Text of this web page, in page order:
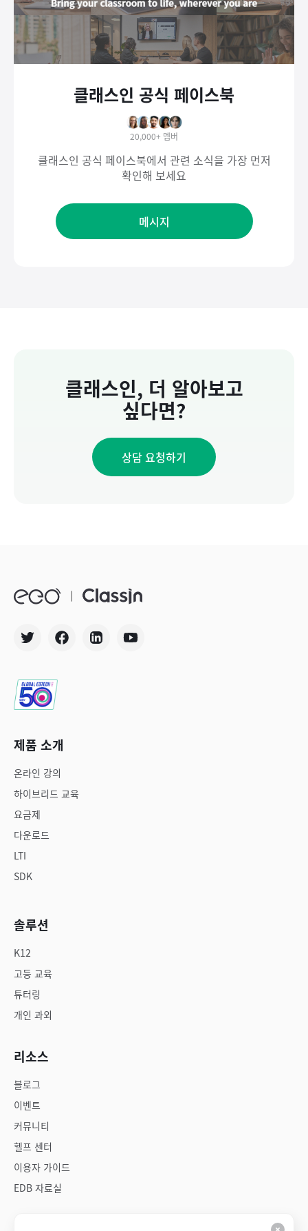
클래스인 공식 페이스북
20,000+ 멤버
클래스인 공식 페이스북에서 관련 소식을 가장 먼저
확인해 보세요
메시지
클래스인, 더 알아보고
싶다면?
상담 요청하기
제품 소개
온라인 강의
하이브리드 교육
요금제
다운로드
LTI
SDK
솔루션
K12
고등 교육
튜터링
개인 과외
리소스
블로그
이벤트
커뮤니티
헬프 센터
이용자 가이드
EDB 자료실